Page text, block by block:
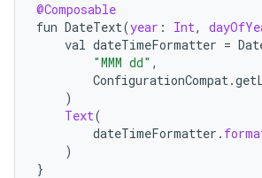
@Composable
fun DateText(year : Int,
val dateTimeFormatter =
"MMM dd" ,
ConfigurationCompat.
)
Text(
dateTimeFormatter .
)
}